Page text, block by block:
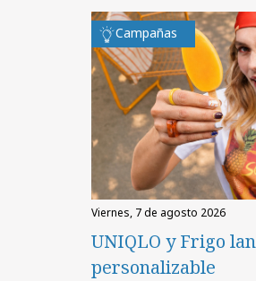
Campañas
viernes, 7 de agosto 2026
UNIQLO y Frigo
personalizable